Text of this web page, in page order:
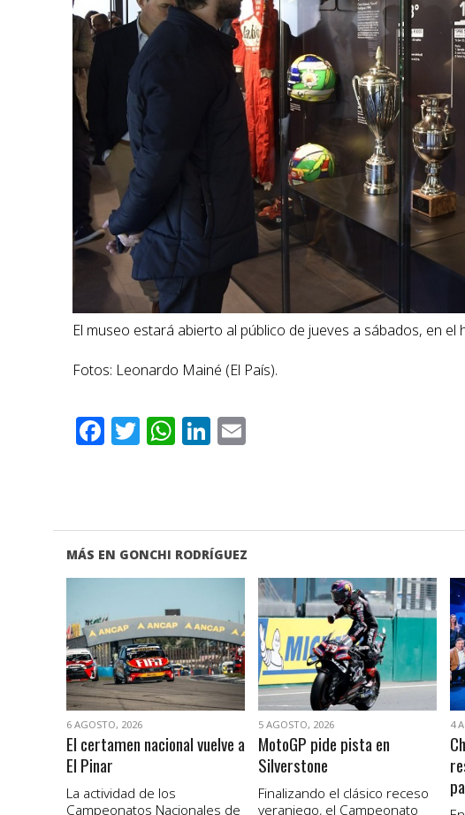
El museo estará abierto al público de jueves a sábados, en el
Fotos: Leonardo Mainé (El País).
Facebook
Twitter
WhatsApp
LinkedIn
MÁS EN GONCHI RODRÍGUEZ
VER NOTA
6 AGOSTO, 2026
El certamen nacional vuelve a
El Pinar
La actividad de los
Campeonatos Nacionales de
VER NOTA
5 AGOSTO, 2026
MotoGP pide pista en
Silverstone
Finalizando el clásico receso
veraniego, el Campeonato
4